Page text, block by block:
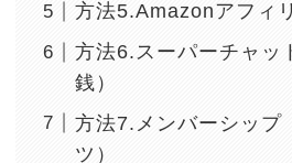
方法5.Amazonアフィ
方法6.スーパーチャッ
銭）
方法7.メンバーシップ
ツ）